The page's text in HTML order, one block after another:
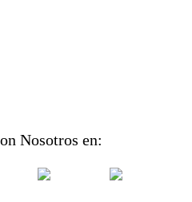
Nosotros en: